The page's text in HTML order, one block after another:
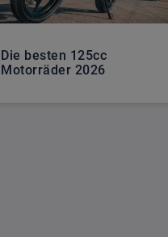
Die besten 125cc
Motorräder 2026